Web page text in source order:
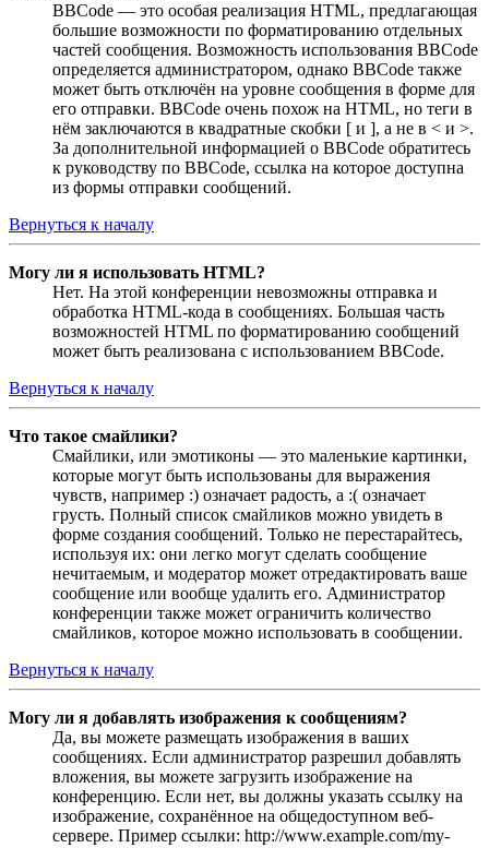
BBCode — это особая реализация HTML, предлагающая
большие возможности по форматированию отдельных
частей сообщения. Возможность использования BBCode
определяется администратором, однако BBCode также
может быть отключён на уровне сообщения в форме для
его отправки. BBCode очень похож на HTML, но теги в
нём заключаются в квадратные скобки [ и ], а не в < и >.
За дополнительной информацией о BBCode обратитесь
к руководству по BBCode, ссылка на которое доступна
из формы отправки сообщений.
Вернуться к началу
Могу ли я использовать HTML?
Нет. На этой конференции невозможны отправка и
обработка HTML-кода в сообщениях. Большая часть
возможностей HTML по форматированию сообщений
может быть реализована с использованием BBCode.
Вернуться к началу
Что такое смайлики?
Смайлики, или эмотиконы — это маленькие картинки,
которые могут быть использованы для выражения
чувств, например :) означает радость, а :( означает
грусть. Полный список смайликов можно увидеть в
форме создания сообщений. Только не перестарайтесь,
используя их: они легко могут сделать сообщение
нечитаемым, и модератор может отредактировать ваше
сообщение или вообще удалить его. Администратор
конференции также может ограничить количество
смайликов, которое можно использовать в сообщении.
Вернуться к началу
Могу ли я добавлять изображения к сообщениям?
Да, вы можете размещать изображения в ваших
сообщениях. Если администратор разрешил добавлять
вложения, вы можете загрузить изображение на
конференцию. Если нет, вы должны указать ссылку на
изображение, сохранённое на общедоступном веб-
сервере. Пример ссылки: http://www.example.com/my-